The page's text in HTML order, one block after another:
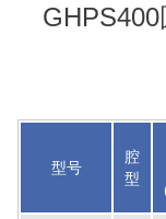
型号
腔
型